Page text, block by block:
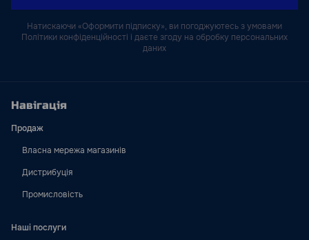
Натискаючи «Оформити підписку», ви погоджуютесь з умовами
Політики конфіденційності і даєте згоду на обробку персональних
даних
Навігація
Продаж
Власна мережа магазинів
Дистрибуція
Промисловість
Наші послуги